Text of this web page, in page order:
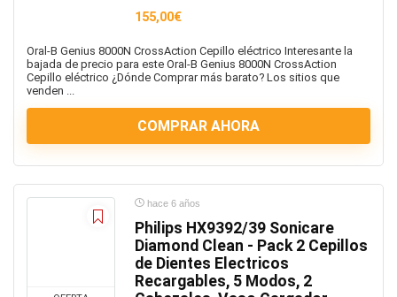
155,00€
Oral-B Genius 8000N CrossAction Cepillo eléctrico Interesante la
bajada de precio para este Oral-B Genius 8000N CrossAction
Cepillo eléctrico ¿Dónde Comprar más barato? Los sitios que
venden ...
COMPRAR AHORA
hace 6 años
Philips HX9392/39 Sonicare
Diamond Clean - Pack 2 Cepillos
de Dientes Electricos
Recargables, 5 Modos, 2